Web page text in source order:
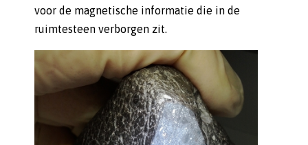
voor de magnetische informatie die in de
ruimtesteen verborgen zit.